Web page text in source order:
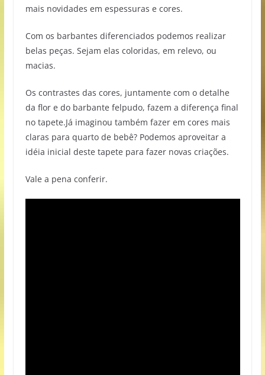
mais novidades em espessuras e cores.
Com os barbantes diferenciados podemos realizar
belas peças. Sejam elas coloridas, em relevo, ou
macias.
Os contrastes das cores, juntamente com o detalhe
da flor e do barbante felpudo, fazem a diferença final
no tapete.Já imaginou também fazer em cores mais
claras para quarto de bebê? Podemos aproveitar a
idéia inicial deste tapete para fazer novas criações.
Vale a pena conferir.